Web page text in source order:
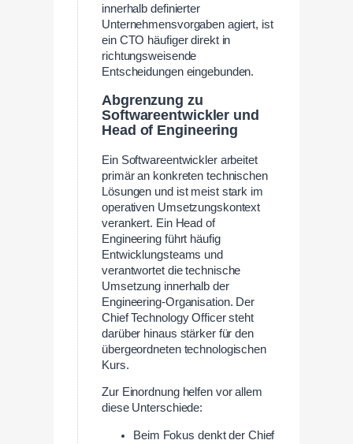
innerhalb definierter
Unternehmensvorgaben agiert, ist
ein CTO häufiger direkt in
richtungsweisende
Entscheidungen eingebunden.
Abgrenzung zu
Softwareentwickler und
Head of Engineering
Ein Softwareentwickler arbeitet
primär an konkreten technischen
Lösungen und ist meist stark im
operativen Umsetzungskontext
verankert. Ein Head of
Engineering führt häufig
Entwicklungsteams und
verantwortet die technische
Umsetzung innerhalb der
Engineering-Organisation. Der
Chief Technology Officer steht
darüber hinaus stärker für den
übergeordneten technologischen
Kurs.
Zur Einordnung helfen vor allem
diese Unterschiede:
Beim Fokus denkt der Chief